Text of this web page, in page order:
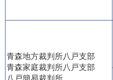
青森地方裁判所八戸支部
青森家庭裁判所八戸支部
八戸簡易裁判所